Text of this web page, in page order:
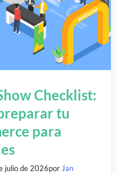
Checklist:
tu
para
julio de 2026por Jan